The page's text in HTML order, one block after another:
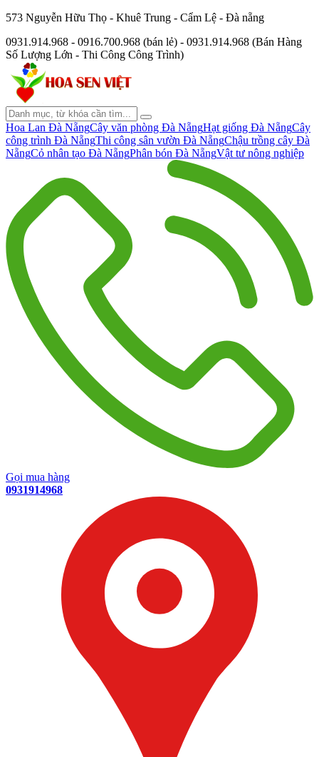
573 Nguyễn Hữu Thọ - Khuê Trung - Cẩm Lệ - Đà nẵng
0931.914.968 - 0916.700.968 (bán lẻ) - 0931.914.968 (Bán Hàng
Số Lượng Lớn - Thi Công Công Trình)
Hoa Lan Đà NẵngCây văn phòng Đà NẵngHạt giống Đà NẵngCây
công trình Đà NẵngThi công sân vườn Đà NẵngChậu trồng cây Đà
NẵngCỏ nhân tạo Đà NẵngPhân bón Đà NẵngVật tư nông nghiệp
Gọi mua hàng
0931914968